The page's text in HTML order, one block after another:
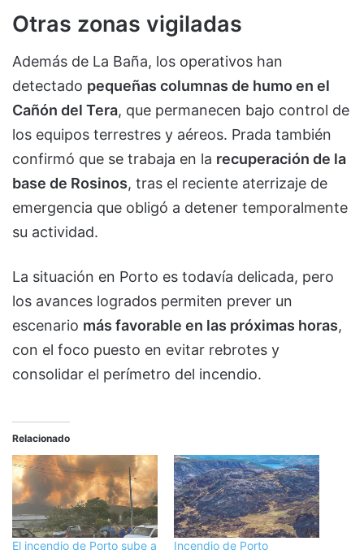
Otras zonas vigiladas
Además de La Baña, los operativos han
detectado pequeñas columnas de humo en el
Cañón del Tera, que permanecen bajo control de
los equipos terrestres y aéreos. Prada también
confirmó que se trabaja en la recuperación de la
base de Rosinos, tras el reciente aterrizaje de
emergencia que obligó a detener temporalmente
su actividad.
La situación en Porto es todavía delicada, pero
los avances logrados permiten prever un
escenario más favorable en las próximas horas,
con el foco puesto en evitar rebrotes y
consolidar el perímetro del incendio.
Relacionado
El incendio de Porto sube a
Incendio de Porto